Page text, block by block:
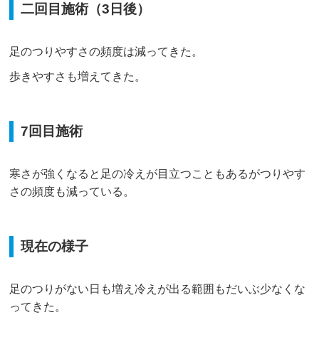
二回目施術（3日後）
足のつりやすさの頻度は減ってきた。
歩きやすさも増えてきた。
7回目施術
寒さが強くなると足の冷えが目立つこともあるがつりやす
さの頻度も減っている。
現在の様子
足のつりがない日も増え冷えが出る範囲もだいぶ少なくな
ってきた。